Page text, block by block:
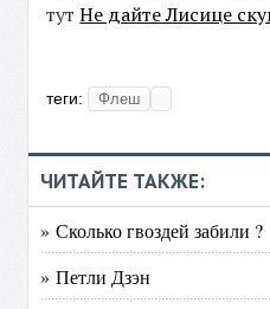
тутНе дайте Лисице
теги: Флеш
ЧИТАЙТЕ ТАКЖЕ:
» Сколько гвоздей забили ?
» Петли Дзэн